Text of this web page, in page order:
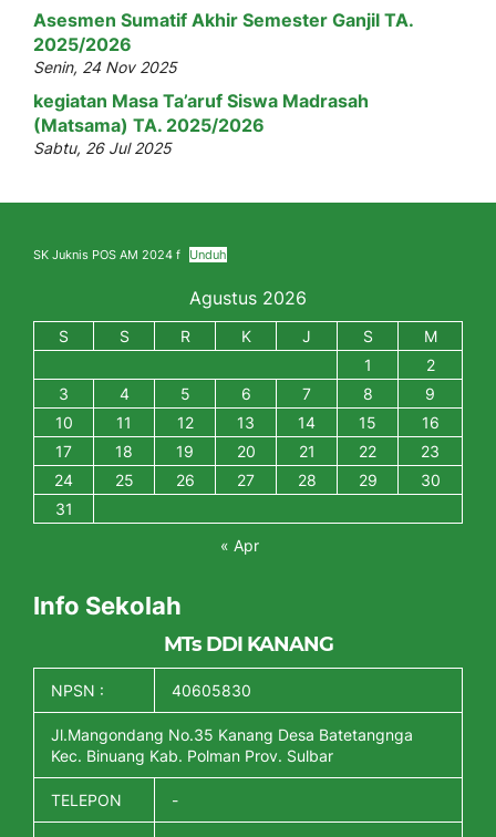
Asesmen Sumatif Akhir Semester Ganjil TA.
2025/2026
Senin, 24 Nov 2025
kegiatan Masa Ta’aruf Siswa Madrasah
(Matsama) TA. 2025/2026
Sabtu, 26 Jul 2025
SK Juknis POS AM 2024 f Unduh
Agustus 2026
S S R K J S
M
1
2
3
4 5 6 7 8
9
10
11 12 13 14 15
16
17
18 19 20 21 22
23
24
25 26 27 28 29
30
31
« Apr
Info Sekolah
MTs DDI KANANG
NPSN : 40605830
Jl.Mangondang No.35 Kanang Desa Batetangnga
Kec. Binuang Kab. Polman Prov. Sulbar
TELEPON -